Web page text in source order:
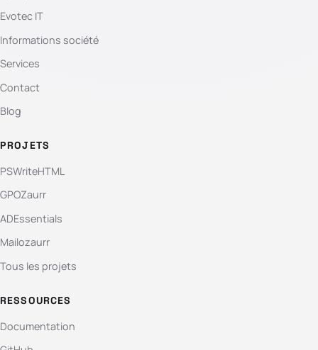
Evotec IT
Informations société
Services
Contact
Blog
PROJETS
PSWriteHTML
GPOZaurr
ADEssentials
Mailozaurr
Tous les projets
RESSOURCES
Documentation